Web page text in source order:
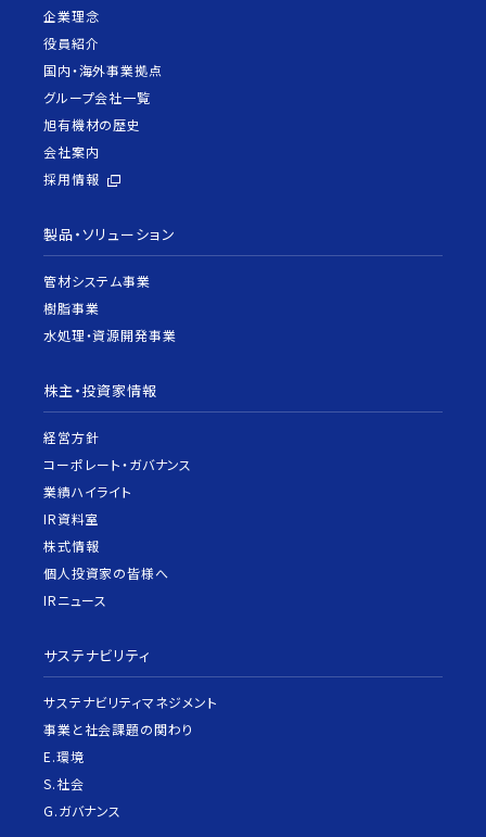
企業理念
役員紹介
国内・海外事業拠点
グループ会社一覧
旭有機材の歴史
会社案内
採用情報
製品・ソリューション
管材システム事業
樹脂事業
水処理・資源開発事業
株主・投資家情報
経営方針
コーポレート・ガバナンス
業績ハイライト
IR資料室
株式情報
個人投資家の皆様へ
IRニュース
サステナビリティ
サステナビリティマネジメント
事業と社会課題の関わり
E.環境
S.社会
G.ガバナンス